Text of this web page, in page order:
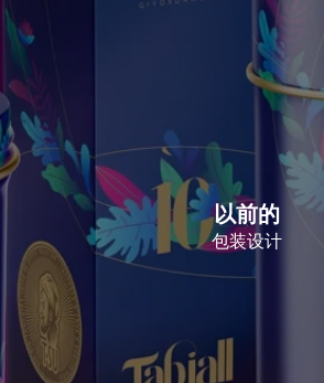
以前的
包装设计